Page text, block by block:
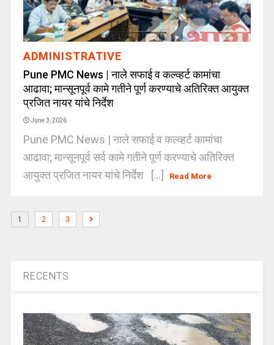
ADMINISTRATIVE
Pune PMC News | नाले सफाई व कल्व्हर्ट कामांचा
आढावा; मान्सूनपूर्व कामे गतीने पूर्ण करण्याचे अतिरिक्त आयुक्त
प्रजित नायर यांचे निर्देश
June 3, 2026
Pune PMC News | नाले सफाई व कल्व्हर्ट कामांचा
आढावा; मान्सूनपूर्व सर्व कामे गतीने पूर्ण करण्याचे अतिरिक्त
आयुक्त प्रजित नायर यांचे निर्देश [...]
Read More
1 2 3
RECENTS